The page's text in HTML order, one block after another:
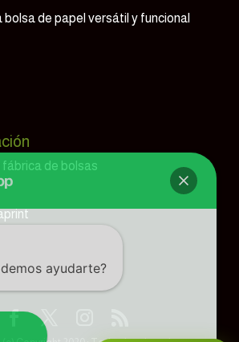
bolsa de papel versátil y funcional
fábrica de bolsas
ayudarte?